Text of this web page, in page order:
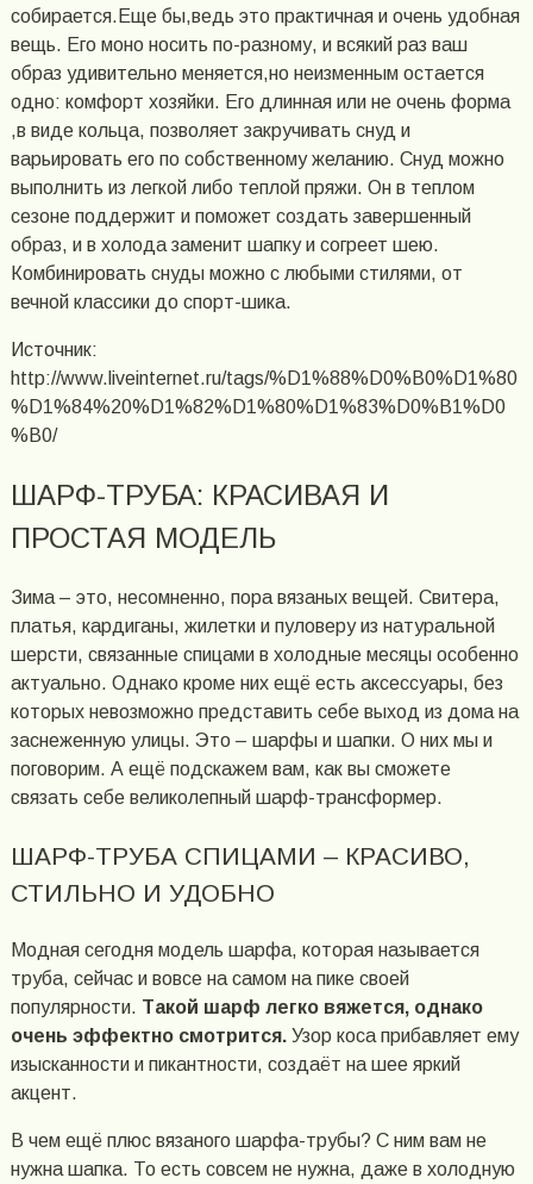
собирается.Еще бы,ведь это практичная и очень удобная
вещь. Его моно носить по-разному, и всякий раз ваш
образ удивительно меняется,но неизменным остается
одно: комфорт хозяйки. Его длинная или не очень форма
,в виде кольца, позволяет закручивать снуд и
варьировать его по собственному желанию. Снуд можно
выполнить из легкой либо теплой пряжи. Он в теплом
сезоне поддержит и поможет создать завершенный
образ, и в холода заменит шапку и согреет шею.
Комбинировать снуды можно с любыми стилями, от
вечной классики до спорт-шика.
Источник:
http://www.liveinternet.ru/tags/%D1%88%D0%B0%D1%80
%D1%84%20%D1%82%D1%80%D1%83%D0%B1%D0
%B0/
ШАРФ-ТРУБА: КРАСИВАЯ И
ПРОСТАЯ МОДЕЛЬ
Зима – это, несомненно, пора вязаных вещей. Свитера,
платья, кардиганы, жилетки и пуловеру из натуральной
шерсти, связанные спицами в холодные месяцы особенно
актуально. Однако кроме них ещё есть аксессуары, без
которых невозможно представить себе выход из дома на
заснеженную улицы. Это – шарфы и шапки. О них мы и
поговорим. А ещё подскажем вам, как вы сможете
связать себе великолепный шарф-трансформер.
ШАРФ-ТРУБА СПИЦАМИ – КРАСИВО,
СТИЛЬНО И УДОБНО
Модная сегодня модель шарфа, которая называется
труба, сейчас и вовсе на самом на пике своей
популярности. Такой шарф легко вяжется, однако
очень эффектно смотрится.Узор коса прибавляет ему
изысканности и пикантности, создаёт на шее яркий
акцент.
В чем ещё плюс вязаного шарфа-трубы? С ним вам не
нужна шапка. То есть совсем не нужна, даже в холодную